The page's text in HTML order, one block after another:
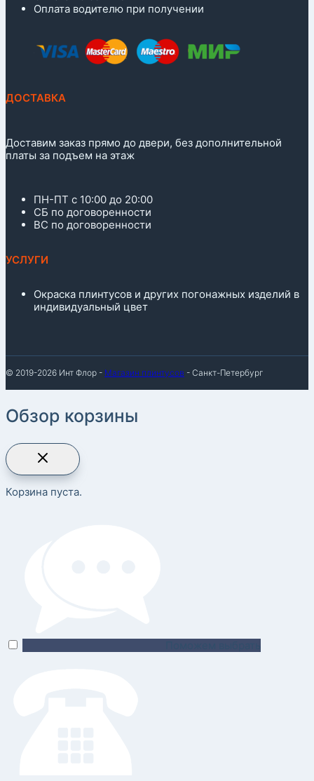
Оплата водителю при получении
ДОСТАВКА
Доставим заказ прямо до двери, без дополнительной
платы за подъем на этаж
ПН-ПТ с 10:00 до 20:00
СБ по договоренности
ВС по договоренности
УСЛУГИ
Окраска плинтусов и других погонажных изделий в
индивидуальный цвет
© 2019-2026 Инт Флор - Магазин плинтусов - Санкт-Петербург
Обзор корзины
Корзина пуста.